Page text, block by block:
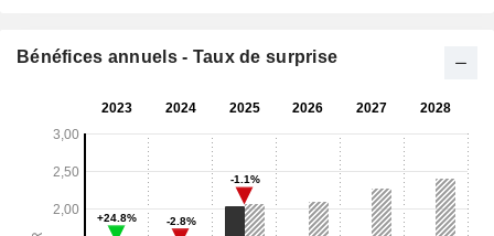
Bénéfices annuels - Taux de surprise